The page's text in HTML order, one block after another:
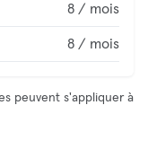
8 / mois
8 / mois
peuvent s'appliquer à